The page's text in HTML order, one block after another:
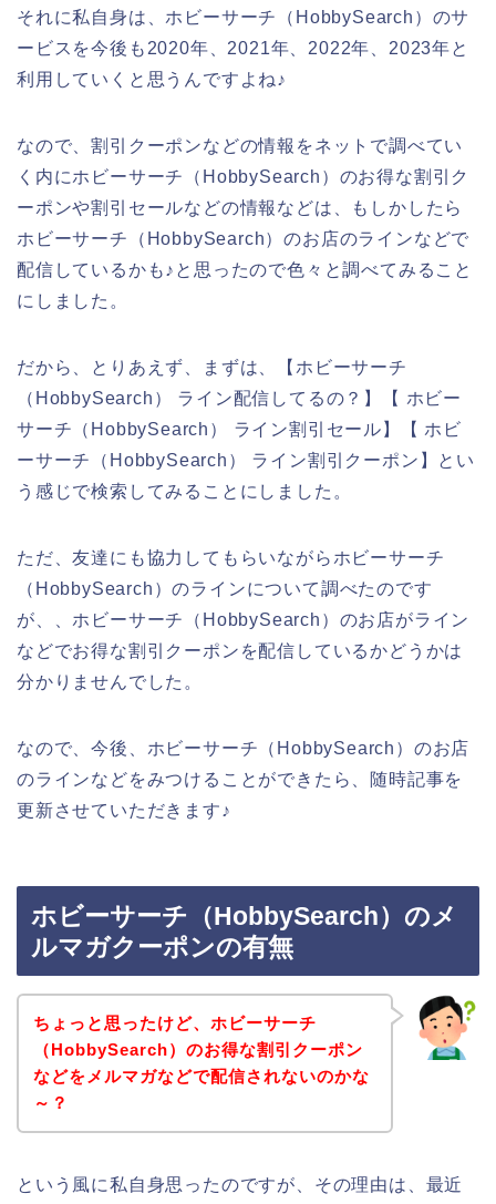
それに私自身は、ホビーサーチ（HobbySearch）のサ
ービスを今後も2020年、2021年、2022年、2023年と
利用していくと思うんですよね♪
なので、割引クーポンなどの情報をネットで調べてい
く内にホビーサーチ（HobbySearch）のお得な割引ク
ーポンや割引セールなどの情報などは、もしかしたら
ホビーサーチ（HobbySearch）のお店のラインなどで
配信しているかも♪と思ったので色々と調べてみること
にしました。
だから、とりあえず、まずは、【ホビーサーチ
（HobbySearch） ライン配信してるの？】【 ホビー
サーチ（HobbySearch） ライン割引セール】【 ホビ
ーサーチ（HobbySearch） ライン割引クーポン】とい
う感じで検索してみることにしました。
ただ、友達にも協力してもらいながらホビーサーチ
（HobbySearch）のラインについて調べたのです
が、、ホビーサーチ（HobbySearch）のお店がライン
などでお得な割引クーポンを配信しているかどうかは
分かりませんでした。
なので、今後、ホビーサーチ（HobbySearch）のお店
のラインなどをみつけることができたら、随時記事を
更新させていただきます♪
ホビーサーチ（HobbySearch）のメ
ルマガクーポンの有無
ちょっと思ったけど、ホビーサーチ
（HobbySearch）のお得な割引クーポン
などをメルマガなどで配信されないのかな
～？
という風に私自身思ったのですが、その理由は、最近